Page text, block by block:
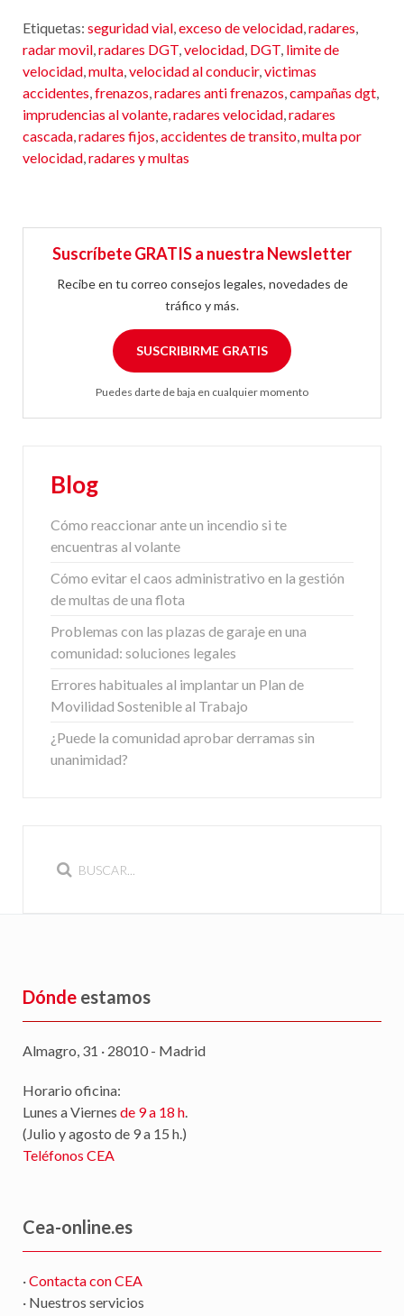
Etiquetas: seguridad vial,exceso de velocidad,radares,
radar movil,radares DGT,velocidad, DGT, limite de
velocidad,multa,velocidad al conducir,victimas
accidentes,frenazos,radares anti frenazos,campañas dgt,
imprudencias al volante,radares velocidad,radares
cascada,radares fijos,accidentes de transito,multa por
velocidad,radares y multas
Suscríbete GRATIS a nuestra Newsletter
Recibe en tu correo consejos legales, novedades de
tráfico y más.
SUSCRIBIRME GRATIS
Puedes darte de baja en cualquier momento
Blog
Cómo reaccionar ante un incendio si te
encuentras al volante
Cómo evitar el caos administrativo en la gestión
de multas de una flota
Problemas con las plazas de garaje en una
comunidad: soluciones legales
Errores habituales al implantar un Plan de
Movilidad Sostenible al Trabajo
¿Puede la comunidad aprobar derramas sin
unanimidad?
Dónde estamos
Almagro, 31 · 28010 - Madrid
Horario oficina:
Lunes a Viernes de 9 a 18 h.
(Julio y agosto de 9 a 15 h.)
Teléfonos CEA
Cea-online.es
·Contacta con CEA
· Nuestros servicios